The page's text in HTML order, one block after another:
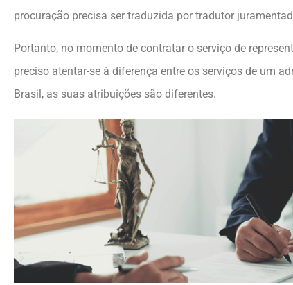
procuração precisa ser traduzida por tradutor
Portanto, no momento de contratar o serviço de
preciso atentar-se à diferença entre os serviços de um
Brasil, as suas atribuições são diferentes.